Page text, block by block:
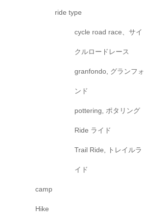
ride type
cycle road race、サイ
クルロードレース
granfondo, グランフォ
ンド
pottering, ポタリング
Ride ライド
Trail Ride, トレイルラ
イド
camp
Hike